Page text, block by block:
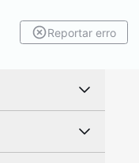
Reportar erro